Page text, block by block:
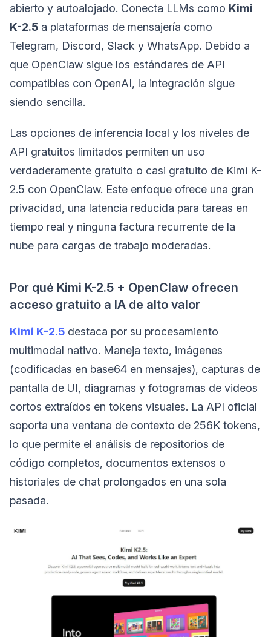
abierto y autoalojado. Conecta LLMs como Kimi
K-2.5 a plataformas de mensajería como
Telegram, Discord, Slack y WhatsApp. Debido a
que OpenClaw sigue los estándares de API
compatibles con OpenAI, la integración sigue
siendo sencilla.
Las opciones de inferencia local y los niveles de
API gratuitos limitados permiten un uso
verdaderamente gratuito o casi gratuito de Kimi K-
2.5 con OpenClaw. Este enfoque ofrece una gran
privacidad, una latencia reducida para tareas en
tiempo real y ninguna factura recurrente de la
nube para cargas de trabajo moderadas.
Por qué Kimi K-2.5 + OpenClaw ofrecen
acceso gratuito a IA de alto valor
Kimi K-2.5 destaca por su procesamiento
multimodal nativo. Maneja texto, imágenes
(codificadas en base64 en mensajes), capturas de
pantalla de UI, diagramas y fotogramas de videos
cortos extraídos en tokens visuales. La API oficial
soporta una ventana de contexto de 256K tokens,
lo que permite el análisis de repositorios de
código completos, documentos extensos o
historiales de chat prolongados en una sola
pasada.